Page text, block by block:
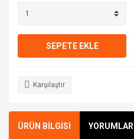
SEPETE EKLE
Karşılaştır
ÜRÜN BİLGİSİ YORUMLAR